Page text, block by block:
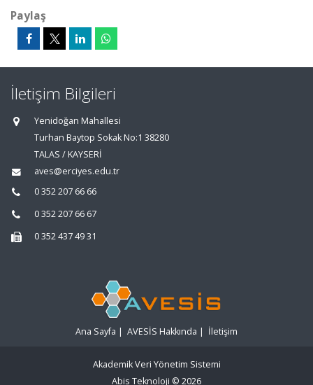
Paylaş
İletişim Bilgileri
Yenidoğan Mahallesi
Turhan Baytop Sokak No:1 38280
TALAS / KAYSERİ
aves@erciyes.edu.tr
0 352 207 66 66
0 352 207 66 67
0 352 437 49 31
Ana Sayfa | AVESİS Hakkında | İletişim
Akademik Veri Yönetim Sistemi
Abis Teknoloji © 2026